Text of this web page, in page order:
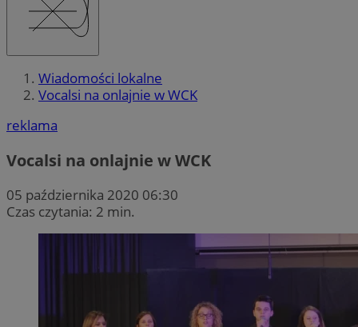
Wiadomości lokalne
Vocalsi na onlajnie w WCK
reklama
Vocalsi na onlajnie w WCK
05 października 2020 06:30
Czas czytania: 2 min.